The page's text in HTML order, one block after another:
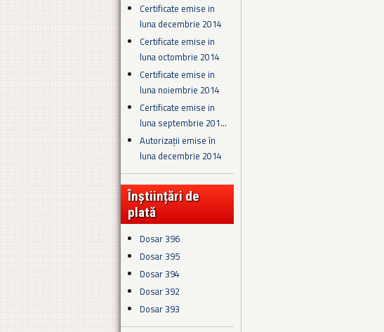
Certificate emise in
luna decembrie 2014
Certificate emise in
luna octombrie 2014
Certificate emise in
luna noiembrie 2014
Certificate emise in
luna septembrie 201...
Autorizații emise în
luna decembrie 2014
Înștiințări de
plată
Dosar 396
Dosar 395
Dosar 394
Dosar 392
Dosar 393